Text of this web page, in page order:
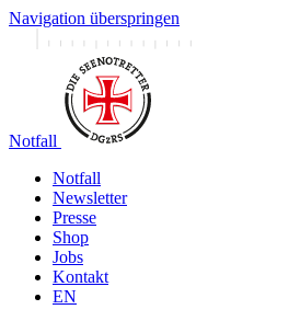
Navigation überspringen
Notfall
Notfall
Newsletter
Presse
Shop
Jobs
Kontakt
EN